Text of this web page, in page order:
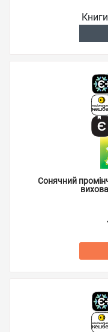
Сонячний